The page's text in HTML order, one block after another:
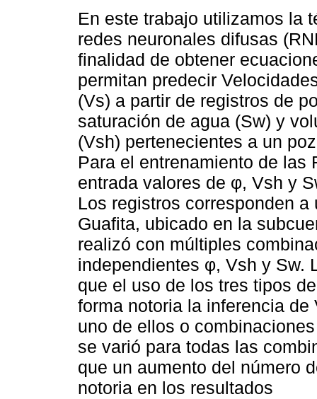
En este trabajo utilizamos la
redes neuronales difusas
finalidad de obtener
permitan predecir
(Vs) a partir de registros de
saturación de agua (Sw) y
(Vsh) pertenecientes a un
Para el entrenamiento de las
entrada valores de φ, Vsh y
Los registros corresponden
Guafita, ubicado en la
realizó con múltiples
independientes φ, Vsh y Sw.
que el uso de los tres tipos
forma notoria la inferencia
uno de ellos o
se varió para todas las
que un aumento del número
notoria en los resultados